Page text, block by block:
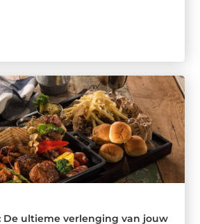
De ultieme verlenging van jouw